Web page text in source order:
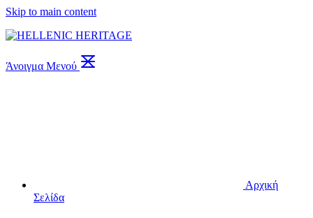
Skip to main content
Άνοιγμα Μενού
Αρχική
Σελίδα